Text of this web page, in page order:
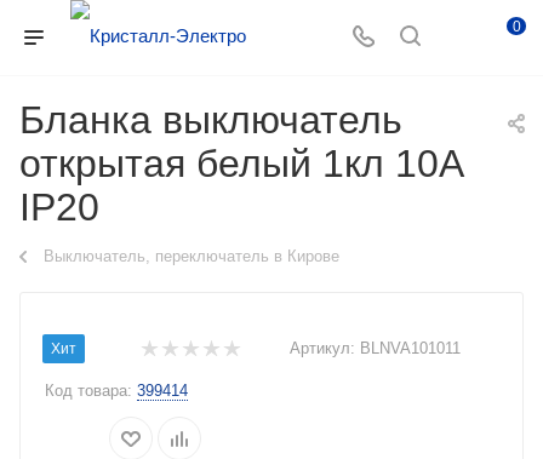
0
Бланка выключатель
открытая белый 1кл 10А
IP20
Выключатель, переключатель в Кирове
Хит Артикул: BLNVA101011
Код товара: 399414